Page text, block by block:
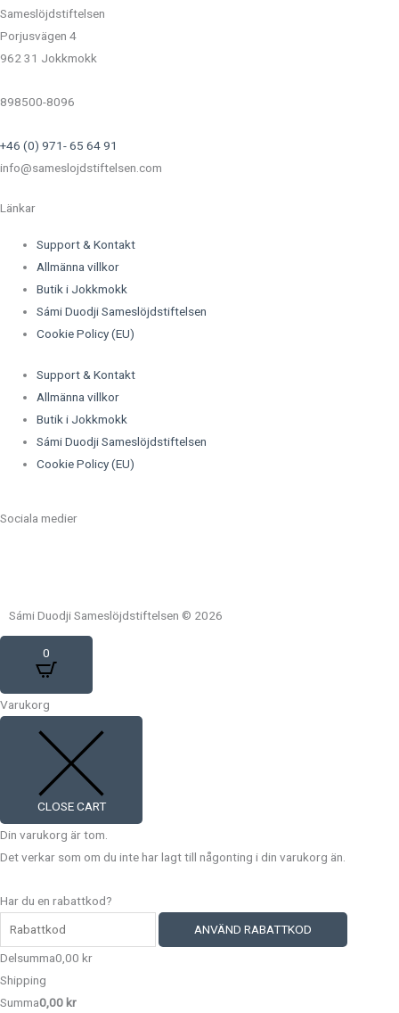
Sameslöjdstiftelsen
Porjusvägen 4
962 31 Jokkmokk
898500-8096
+46 (0) 971- 65 64 91
info@sameslojdstiftelsen.com
Länkar
Support & Kontakt
Allmänna villkor
Butik i Jokkmokk
Sámi Duodji Sameslöjdstiftelsen
Cookie Policy (EU)
Support & Kontakt
Allmänna villkor
Butik i Jokkmokk
Sámi Duodji Sameslöjdstiftelsen
Cookie Policy (EU)
Sociala medier
a
c
e
b
o
o
k
n
s
t
a
g
r
a
m
o
e
i
s
t
Sámi Duodji Sameslöjdstiftelsen © 2026
0
Varukorg
CLOSE CART
Din varukorg är tom.
Det verkar som om du inte har lagt till någonting i din varukorg än.
Har du en rabattkod?
ANVÄND RABATTKOD
Delsumma0,00 kr
Shipping
Summa0,00 kr